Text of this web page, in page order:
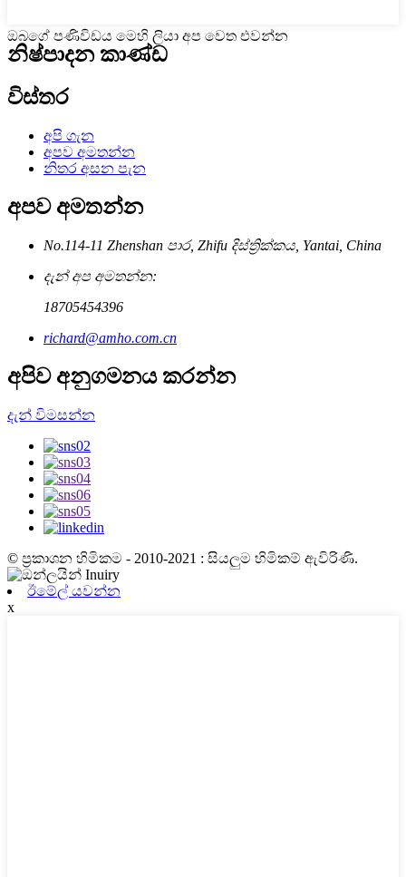
ඔබගේ පණිවිඩය මෙහි ලියා අප වෙත එවන්න
නිෂ්පාදන කාණ්ඩ
විස්තර
අපි ගැන
අපව අමතන්න
නිතර අසන පැන
අපව අමතන්න
No.114-11 Zhenshan පාර, Zhifu දිස්ත්‍රික්කය, Yantai, China
දැන් අප අමතන්න:
18705454396
richard@amho.com.cn
අපිව අනුගමනය කරන්න
දැන් විමසන්න
© ප්‍රකාශන හිමිකම - 2010-2021 : සියලුම හිමිකම් ඇවිරිණි.
ඊමේල් යවන්න
x